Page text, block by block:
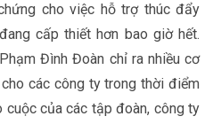
cho việc hỗ trợ thúc đẩy
cấp thiết hơn bao giờ hết.
Đình Đoàn chỉ ra nhiều cơ
các công ty trong thời điểm
của các tập đoàn, công ty